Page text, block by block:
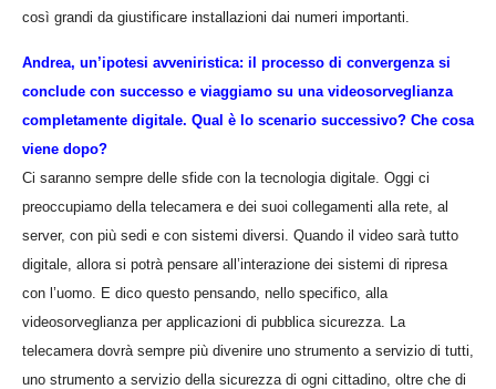
così grandi da giustificare installazioni dai numeri importanti.
Andrea, un’ipotesi avveniristica: il processo di convergenza si
conclude con successo e viaggiamo su una videosorveglianza
completamente digitale. Qual è lo scenario successivo? Che cosa
viene dopo?
Ci saranno sempre delle sfide con la tecnologia digitale. Oggi ci
preoccupiamo della telecamera e dei suoi collegamenti alla rete, al
server, con più sedi e con sistemi diversi. Quando il video sarà tutto
digitale, allora si potrà pensare all’interazione dei sistemi di ripresa
con l’uomo. E dico questo pensando, nello specifico, alla
videosorveglianza per applicazioni di pubblica sicurezza. La
telecamera dovrà sempre più divenire uno strumento a servizio di tutti,
uno strumento a servizio della sicurezza di ogni cittadino, oltre che di